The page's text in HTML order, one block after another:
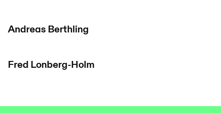
Andreas Berthling
Fred Lonberg-Holm